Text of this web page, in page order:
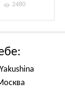
2480